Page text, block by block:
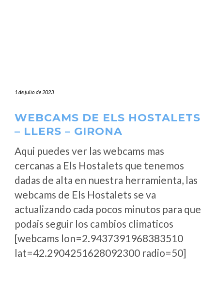
1 de julio de 2023
WEBCAMS DE ELS HOSTALETS
– LLERS – GIRONA
Aqui puedes ver las webcams mas
cercanas a Els Hostalets que tenemos
dadas de alta en nuestra herramienta, las
webcams de Els Hostalets se va
actualizando cada pocos minutos para que
podais seguir los cambios climaticos
[webcams lon=2.9437391968383510
lat=42.2904251628092300 radio=50]